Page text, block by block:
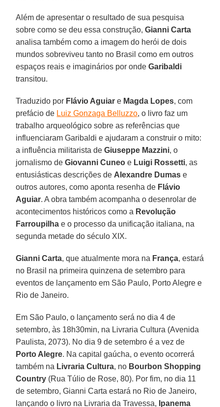
Além de apresentar o resultado de sua pesquisa
sobre como se deu essa construção,Gianni Carta
analisa também como a imagem do herói de dois
mundos sobreviveu tanto no Brasil como em outros
espaços reais e imaginários por ondeGaribaldi
transitou.
Traduzido por Flávio Aguiar e Magda Lopes, com
prefácio de Luiz Gonzaga Belluzzo, o livro faz um
trabalho arqueológico sobre as referências que
influenciaram Garibaldi e ajudaram a construir o mito:
a influência militarista deGiuseppe Mazzini, o
jornalismo deGiovanni Cuneo e Luigi Rossetti, as
entusiásticas descrições de Alexandre Dumas e
outros autores, como aponta resenha de Flávio
Aguiar. A obra também acompanha o desenrolar de
acontecimentos históricos como a Revolução
Farroupilha e o processo da unificação italiana, na
segunda metade do século XIX.
Gianni Carta, que atualmente mora na França, estará
no Brasil na primeira quinzena de setembro para
eventos de lançamento em São Paulo, Porto Alegre e
Rio de Janeiro.
Em São Paulo, o lançamento será no dia 4 de
setembro, às 18h30min, na Livraria Cultura (Avenida
Paulista, 2073). No dia 9 de setembro é a vez de
Porto Alegre. Na capital gaúcha, o evento ocorrerá
também na Livraria Cultura, no Bourbon Shopping
Country (Rua Túlio de Rose, 80). Por fim, no dia 11
de setembro, Gianni Carta estará no Rio de Janeiro,
lançando o livro na Livraria da Travessa, Ipanema